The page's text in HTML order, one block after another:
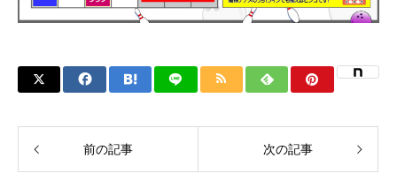
前の記事 次の記事